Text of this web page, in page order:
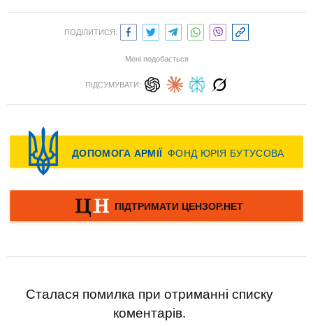
ПОДІЛИТИСЯ:
Мені подобається
ПІДСУМУВАТИ:
Сталася помилка при отриманні списку
коментарів.